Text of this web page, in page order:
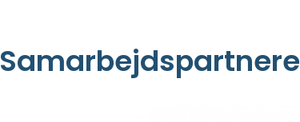
Samarbejdspartnere